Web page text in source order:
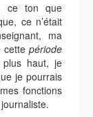
ce ton que
ce n’était
ma
cette période
haut, je
je pourrais
fonctions